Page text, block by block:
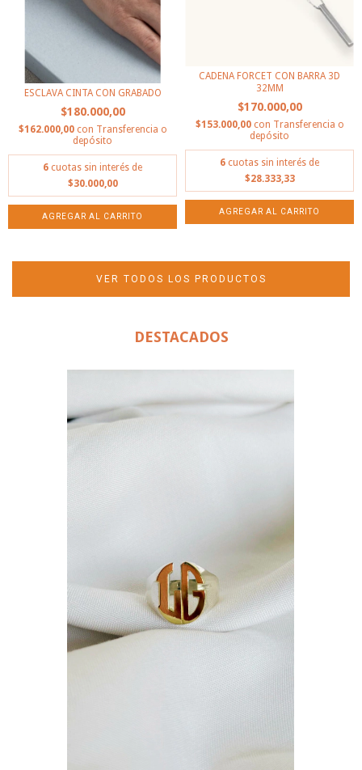
ESCLAVA CINTA CON GRABADO
$180.000,00
$162.000,00 con Transferencia o
depósito
6 cuotas sin interés de
$30.000,00
CADENA FORCET CON BARRA 3D
32MM
$170.000,00
$153.000,00 con Transferencia o
depósito
6 cuotas sin interés de
$28.333,33
VER TODOS LOS PRODUCTOS
DESTACADOS